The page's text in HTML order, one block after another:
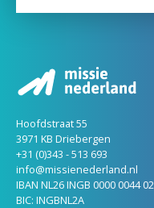
Hoofdstraat 55
3971 KB Driebergen
+31 (0)343 - 513 693
info@missienederland.nl
IBAN NL26 INGB 0000 0044 02
BIC: INGBNL2A